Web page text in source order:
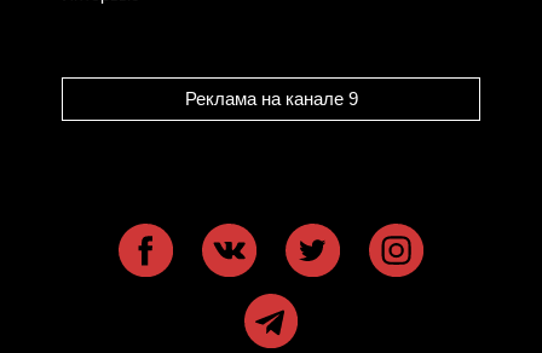
Реклама на канале 9